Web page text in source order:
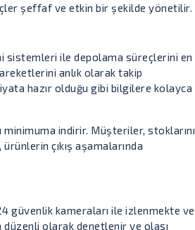
şeffaf ve etkin bir şekilde yönetilir.
sistemleri ile depolama süreçlerini en
anlık olarak takip
hazır olduğu gibi bilgilere kolayca
indirir. Müşteriler, stoklarını
çıkış aşamalarında
güvenlik kameraları ile izlenmekte ve
düzenli olarak denetlenir ve olası